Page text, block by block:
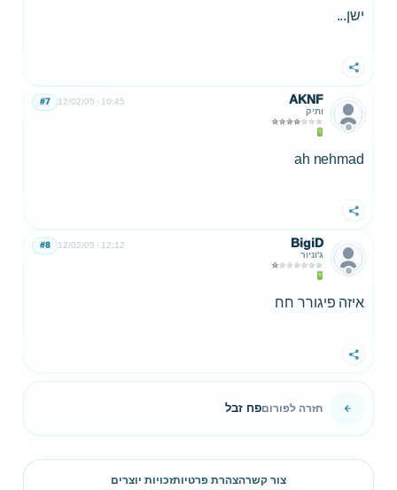
ישן...
שתף
AKNF
ותיק
12/02/05 10:45
#7
ah nehmad
שתף
BigiD
ג'וניור
12/02/05 12:12
#8
איזה פיגורר חח
שתף
חזרה לפורוםפח זבל
צור קשרהצהרת פרטיותזכויות יוצרים